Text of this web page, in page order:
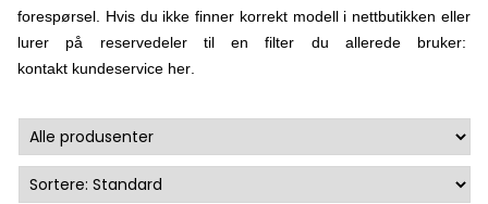
forespørsel. Hvis du ikke finner korrekt modell i nettbutikken eller
lurer på reservedeler til en filter du allerede bruker:
kontakt kundeservice her